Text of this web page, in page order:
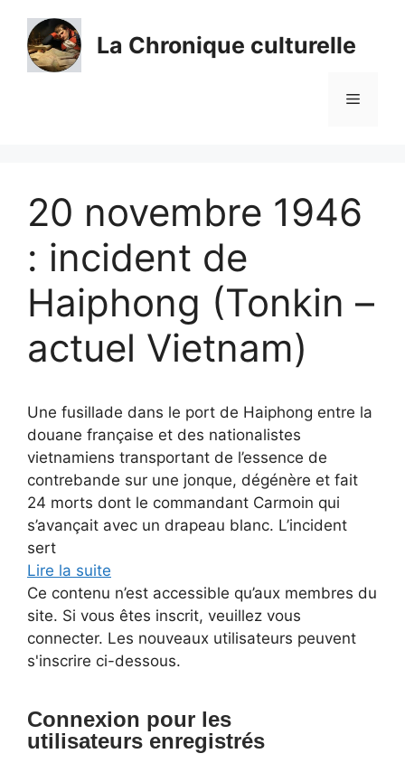
contenu
La Chronique culturelle
Menu
20 novembre 1946
: incident de
Haiphong (Tonkin –
actuel Vietnam)
Une fusillade dans le port de Haiphong entre la
douane française et des nationalistes
vietnamiens transportant de l’essence de
contrebande sur une jonque, dégénère et fait
24 morts dont le commandant Carmoin qui
s’avançait avec un drapeau blanc. L’incident
sert
Lire la suite
Ce contenu n’est accessible qu’aux membres du
site. Si vous êtes inscrit, veuillez vous
connecter. Les nouveaux utilisateurs peuvent
s'inscrire ci-dessous.
Connexion pour les
utilisateurs enregistrés